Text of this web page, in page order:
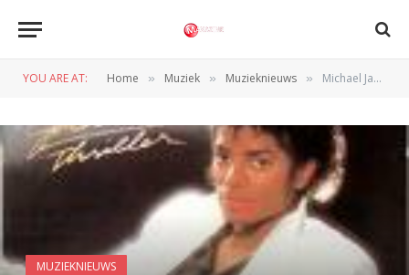
YOU ARE AT: Home » Muziek » Muzieknieuws » Michael Jackson verdient 90 miljoen sinds overlijden
MUZIEKNIEUWS